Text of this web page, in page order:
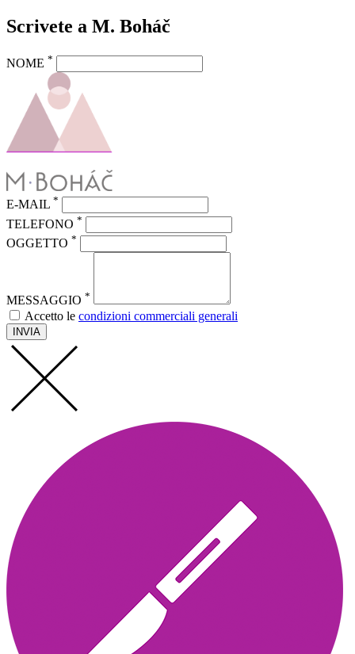
Scrivete a M. Boháč
NOME *
E-MAIL *
TELEFONO *
OGGETTO *
MESSAGGIO *
Accetto le condizioni commerciali generali